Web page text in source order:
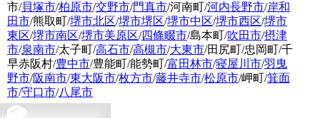
市/貝塚市/柏原市/交野市/門真市/河南町/河内長野市/岸和
田市/熊取町/堺市北区/堺市堺区/堺市中区/堺市西区/堺市
東区/堺市南区/堺市美原区/四條畷市/島本町/吹田市/摂津
市/泉南市/太子町/高石市/高槻市/大東市/田尻町/忠岡町/千
早赤阪村/豊中市/豊能町/能勢町/富田林市/寝屋川市/羽曳
野市/阪南市/東大阪市/枚方市/藤井寺市/松原市/岬町/箕面
市/守口市/八尾市